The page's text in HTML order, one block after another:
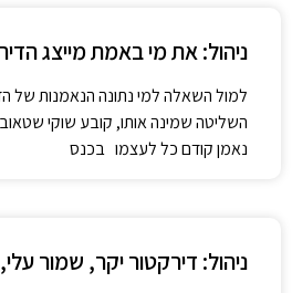
ניהול: את מי באמת מייצג
למול השאלה למי נתונה הנאמנות של
השליטה שמינה אותו, קובע שוקי שטאובר:
נאמן קודם כל לעצמו בכנס
ניהול: דירקטור יקר, שמור עלי,